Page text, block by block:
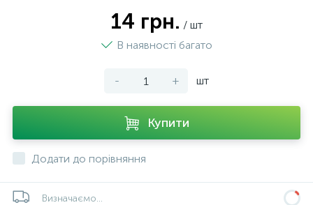
14 грн. / шт
В наявності багато
- + шт
Купити
Додати до порівняння
Визначаємо...